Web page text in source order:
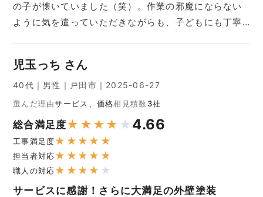
の子が懐いていました（笑）。作業の邪魔にならない
ように気を遣っていただきながらも、子どもにも丁寧…
児玉っち さん
40代｜男性｜戸田市｜2025-06-27
選んだ理由サービス、価格相見積数 3社
総合満足度★ ★ ★ ★ ★ 4.66
工事満足度★ ★ ★ ★ ★
担当者対応★ ★ ★ ★ ★
職人の対応★ ★ ★ ★ ★
サービスに感謝！さらに大満足の外壁塗装